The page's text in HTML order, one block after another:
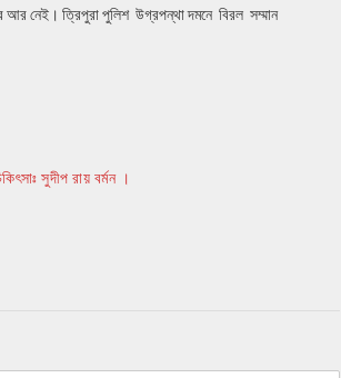
আর নেই। ত্রিপুরা পুলিশ উগ্রপন্থা দমনে বিরল সম্মান
সুদীপ রায় বর্মন ।